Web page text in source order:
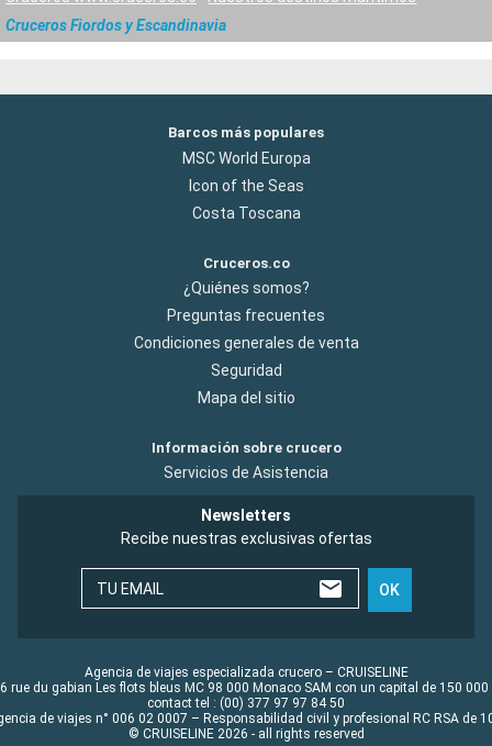
Cruceros Fiordos y Escandinavia
Barcos más populares
MSC World Europa
Icon of the Seas
Costa Toscana
Cruceros.co
¿Quiénes somos?
Preguntas frecuentes
Condiciones generales de venta
Seguridad
Mapa del sitio
Información sobre crucero
Servicios de Asistencia
Newsletters
Recibe nuestras exclusivas ofertas
TU EMAIL OK
Agencia de viajes especializada crucero – CRUISELINE
rue du gabian Les flots bleus MC 98 000 Monaco SAM con un capital de 150 000
contact tel : (00) 377 97 97 84 50
de viajes n° 006 02 0007 – Responsabilidad civil y profesional RC RSA de
© CRUISELINE 2026 - all rights reserved